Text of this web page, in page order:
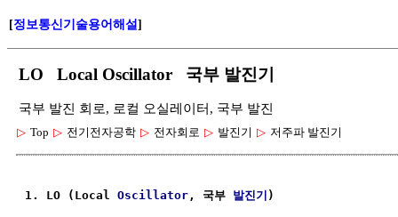
[정보통신기술용어해설]
LO Local Oscillator 국부 발진기
국부 발진 회로, 로컬 오실레이터, 국부 발진
▷ Top ▷ 전기전자공학 ▷ 전자회로 ▷ 발진기 ▷ 저주파 발진기
1. LO (Local Oscillator , 국부 발진기 )